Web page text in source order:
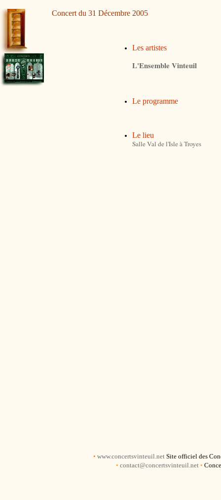
Concert du 31 Décembre 2005
Les artistes
L'Ensemble Vinteuil
Le programme
Le lieu
Salle Val de l'Isle à Troyes
• www.concertsvinteuil.net Site officiel des
• contact@concertsvinteuil.net •